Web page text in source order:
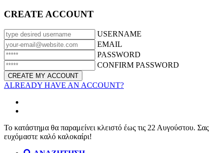
CREATE ACCOUNT
USERNAME
EMAIL
PASSWORD
CONFIRM PASSWORD
ALREADY HAVE AN ACCOUNT?
Το κατάστημα θα παραμείνει κλειστό έως τις 22 Αυγούστου. Σας
ευχόμαστε καλό καλοκαίρι!